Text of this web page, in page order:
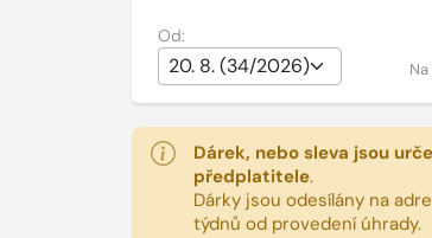
Od:
Dárek, nebo sleva jsou
předplatitele.
Dárky jsou odesílány na
týdnů od provedení úhrady.